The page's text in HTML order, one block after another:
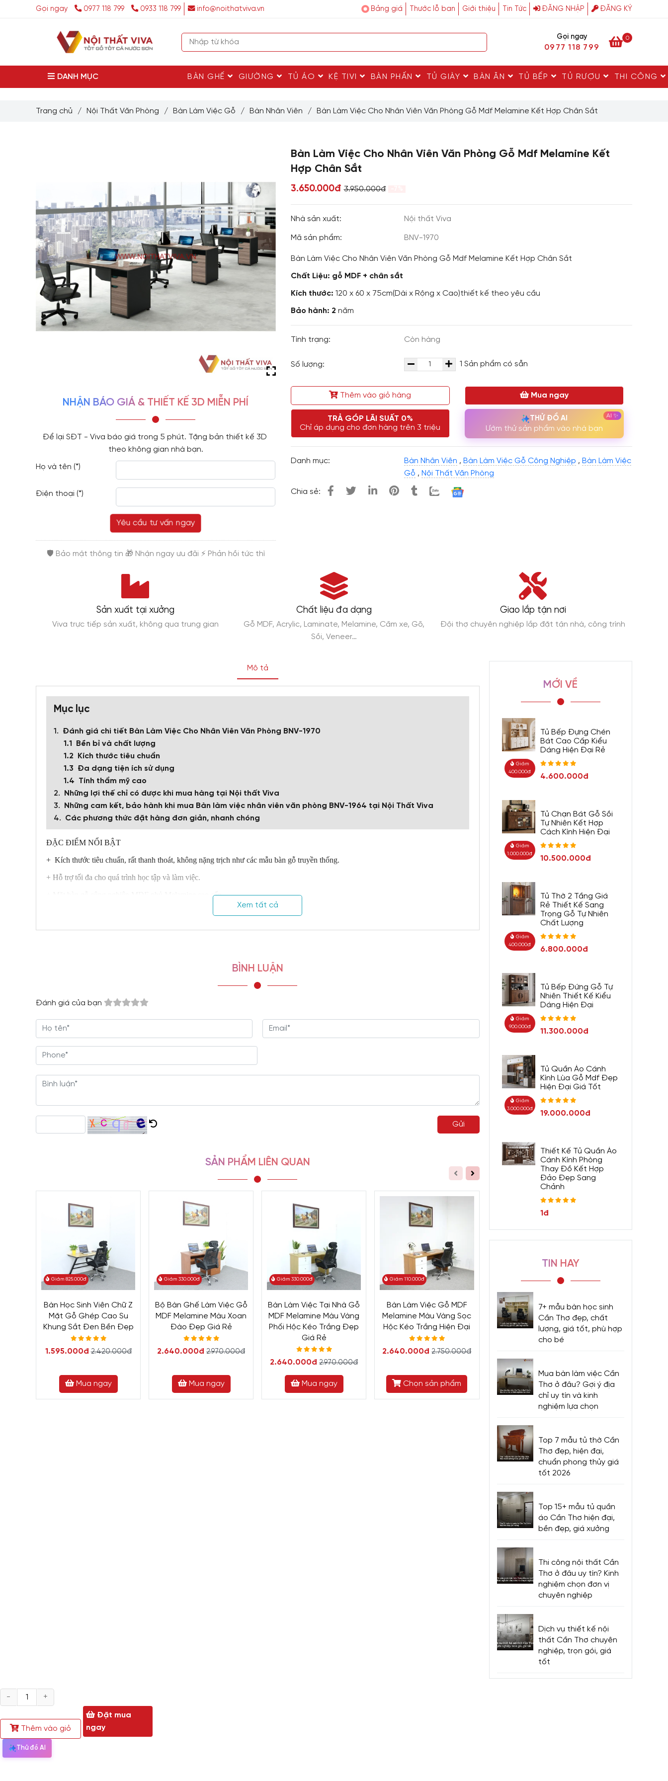
Gọi ngay 0977 118 799 0933 118 799 info@noithatviva.vn Bảng giá Thước lỗ ban Giới thiệu Tin Tức ĐĂNG NHẬP ĐĂNG KÝ
Gọi ngay
0977 118 799
0
DANH MỤC BÀN GHẾ GIƯỜNG TỦ ÁO KỆ TIVI BÀN PHẤN TỦ GIÀY BÀN ĂN TỦ BẾP TỦ RƯỢU THI CÔNG
Trang chủ / Nội Thất Văn Phòng / Bàn Làm Việc Gỗ / Bàn Nhân Viên / Bàn Làm Việc Cho Nhân Viên Văn Phòng Gỗ Mdf Melamine Kết Hợp Chân Sắt
NHẬN BÁO GIÁ & THIẾT KẾ 3D MIỄN PHÍ
Để lại SĐT - Viva báo giá trong 5 phút. Tặng bản thiết kế 3D
theo không gian nhà bạn.
Họ và tên (*)
Điện thoại (*)
Yêu cầu tư vấn ngay
Bàn Làm Việc Cho Nhân Viên Văn Phòng Gỗ Mdf Melamine Kết
Hợp Chân Sắt
3.650.000đ 3.950.000đ
Nhà sản xuất: Nội thất Viva
Mã sản phẩm: BNV-1970
Bàn Làm Việc Cho Nhân Viên Văn Phòng Gỗ Mdf Melamine Kết Hợp Chân Sắt
Chất Liệu: gỗ MDF + chân sắt
Kích thước: 120 x 60 x 75cm(Dài x Rộng x Cao)thiết kế theo yêu cầu
Bảo hành: 2 năm
Tình trạng: Còn hàng
Số lượng: 1 Sản phẩm có sẵn
Thêm vào giỏ hàng Mua ngay
TRẢ GÓP LÃI SUẤT 0%
Chỉ áp dụng cho đơn hàng trên 3 triệu
THỬ ĐỒ AI
Ướm thử sản phẩm vào nhà bạn
Danh mục: Bàn Nhân Viên , Bàn Làm Việc Gỗ Công Nghiệp , Bàn Làm Việc
Gỗ , Nội Thất Văn Phòng
Chia sẻ:
Sản xuất tại xưởng
Viva trực tiếp sản xuất, không qua trung gian
Chất liệu đa dạng
Gỗ MDF, Acrylic, Laminate, Melamine, Căm xe, Gõ,
Sồi, Veneer…
Giao lắp tận nơi
Đội thợ chuyên nghiệp lắp đặt tận nhà, công trình
Mô tả
Mục lục
Đánh giá chi tiết Bàn Làm Việc Cho Nhân Viên Văn Phòng BNV-1970
Bền bỉ và chất lượng
Kích thước tiêu chuẩn
Đa dạng tiện ích sử dụng
Tính thẩm mỹ cao
Những lợi thế chỉ có được khi mua hàng tại Nội thất Viva
Những cam kết, bảo hành khi mua Bàn làm việc nhân viên văn phòng BNV-1964 tại Nội Thất Viva
Các phương thức đặt hàng đơn giản, nhanh chóng
ĐẶC ĐIỂM NỔI BẬT
+ Kích thước tiêu chuẩn, rất thanh thoát, không nặng trịch như các mẫu bàn gỗ truyền thống.
+ Hỗ trợ tối đa cho quá trình học tập và làm việc.
+ Mặt bàn gỗ công nghiệp MDF phủ Melamine cao cấp.
+ Cấu trúc đơn giản, chuyên nghiệp, đa năng dễ di chuyển
+ Giá cả hợp lý, dịch vụ tận tâm.
Bàn Làm Việc Cho Nhân Viên Văn Phòng BNV-1970
là mẫu bàn bán chạy số 1 tại Nội thất Viva. Mẫu bàn thiết kế hiện đại và
sang trọng, tạo điểm nhấn cho không gian làm việc của bạn. Để nắm thêm thông tin chi tiết sản phẩm, mời bạn theo dõi thông tin chi
tiết ngay sau đây.
Mẫu bàn làm việc văn phòng hiện đại sở hữu nhiều ưu điểm nổi bật với phần khung bàn chắc chắn, kèm đó là thiết kế sang trọng hiện
đại.
Mặt bàn dày 25mm, chịu lực tốt, màu vân sang trọng nên rất phù hợp với các văn phòng hiện đại ngày nay.
hoạt, chống trầy xước sàn nhà, chống ồn.
Xem tất cả
BÌNH LUẬN
Đánh giá của bạn
Gửi
SẢN PHẨM LIÊN QUAN
Giảm 825.000đ
Bàn Học Sinh Viên Chữ Z
Mặt Gỗ Ghép Cao Su
Khung Sắt Đen Bền Đẹp
1.595.000đ 2.420.000đ
Mua ngay
Giảm 330.000đ
Bộ Bàn Ghế Làm Việc Gỗ
MDF Melamine Màu Xoan
Đào Đẹp Giá Rẻ
2.640.000đ 2.970.000đ
Mua ngay
Giảm 330.000đ
Bàn Làm Việc Tại Nhà Gỗ
MDF Melamine Màu Vàng
Phối Hộc Kéo Trắng Đẹp
Giá Rẻ
2.640.000đ 2.970.000đ
Mua ngay
Giảm 110.000đ
Bàn Làm Việc Gỗ MDF
Melamine Màu Vàng Sọc
Hộc Kéo Trắng Hiện Đại
2.640.000đ 2.750.000đ
Chọn sản phẩm
Bàn Gamming Chữ Z Gỗ
MDF Màu Sồi Chân Sắt
Bền Đẹp Giá Rẻ
Mua ngay
Trang Điểm
MỚI VỀ
Giảm
400.000đ
Tủ Bếp Đựng Chén
Bát Cao Cấp Kiểu
Dáng Hiện Đại Rẻ
4.600.000đ
Giảm
1.000.000đ
Tủ Chạn Bát Gỗ Sồi
Tự Nhiên Kết Hợp
Cách Kính Hiện Đại
10.500.000đ
Giảm
400.000đ
Tủ Thờ 2 Tầng Giá
Rẻ Thiết Kế Sang
Trọng Gỗ Tự Nhiên
Chất Lượng
6.800.000đ
Giảm
900.000đ
Tủ Bếp Đứng Gỗ Tự
Nhiên Thiết Kế Kiểu
Dáng Hiện Đại
11.300.000đ
Giảm
3.000.000đ
Tủ Quần Áo Cánh
Kính Lùa Gỗ Mdf Đẹp
Hiện Đại Giá Tốt
19.000.000đ
Thiết Kế Tủ Quần Áo
Cánh Kính Phòng
Thay Đồ Kết Hợp
Đảo Đẹp Sang
Chảnh
1đ
TIN HAY
7+ mẫu bàn học sinh
Cần Thơ đẹp, chất
lượng, giá tốt, phù hợp
cho bé
Mua bàn làm việc Cần
Thơ ở đâu? Gợi ý địa
chỉ uy tín và kinh
nghiệm lựa chọn
Top 7 mẫu tủ thờ Cần
Thơ đẹp, hiện đại,
chuẩn phong thủy giá
tốt 2026
Top 15+ mẫu tủ quần
áo Cần Thơ hiện đại,
bền đẹp, giá xưởng
Thi công nội thất Cần
Thơ ở đâu uy tín? Kinh
nghiệm chọn đơn vị
chuyên nghiệp
Dịch vụ thiết kế nội
thất Cần Thơ chuyên
nghiệp, trọn gói, giá
tốt
Số
lượng
Thêm vào giỏ
Đặt mua
ngay
Thử đồ AI